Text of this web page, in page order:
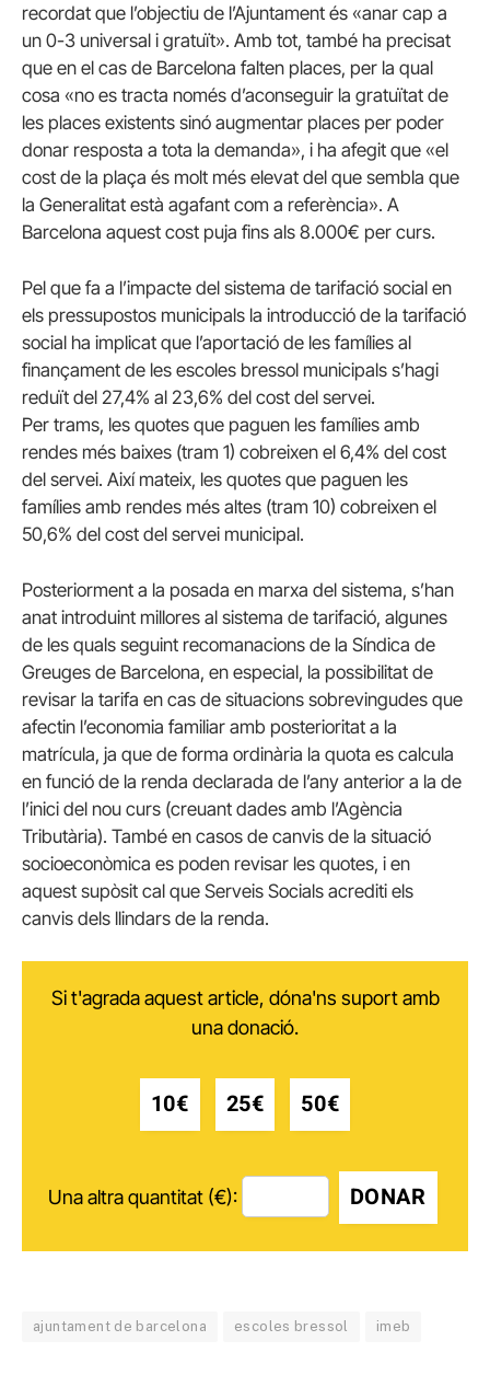
recordat que l’objectiu de l’Ajuntament és «anar cap a
un 0-3 universal i gratuït». Amb tot, també ha precisat
que en el cas de Barcelona falten places, per la qual
cosa «no es tracta només d’aconseguir la gratuïtat de
les places existents sinó augmentar places per poder
donar resposta a tota la demanda», i ha afegit que «el
cost de la plaça és molt més elevat del que sembla que
la Generalitat està agafant com a referència». A
Barcelona aquest cost puja fins als 8.000€ per curs.
Pel que fa a l’impacte del sistema de tarifació social en
els pressupostos municipals la introducció de la tarifació
social ha implicat que l’aportació de les famílies al
finançament de les escoles bressol municipals s’hagi
reduït del 27,4% al 23,6% del cost del servei.
Per trams, les quotes que paguen les famílies amb
rendes més baixes (tram 1) cobreixen el 6,4% del cost
del servei. Així mateix, les quotes que paguen les
famílies amb rendes més altes (tram 10) cobreixen el
50,6% del cost del servei municipal.
Posteriorment a la posada en marxa del sistema, s’han
anat introduint millores al sistema de tarifació, algunes
de les quals seguint recomanacions de la Síndica de
Greuges de Barcelona, en especial, la possibilitat de
revisar la tarifa en cas de situacions sobrevingudes que
afectin l’economia familiar amb posterioritat a la
matrícula, ja que de forma ordinària la quota es calcula
en funció de la renda declarada de l’any anterior a la de
l’inici del nou curs (creuant dades amb l’Agència
Tributària). També en casos de canvis de la situació
socioeconòmica es poden revisar les quotes, i en
aquest supòsit cal que Serveis Socials acrediti els
canvis dels llindars de la renda.
Si t'agrada aquest article, dóna'ns suport amb
una donació.
10€ 25€ 50€
Una altra quantitat (€): DONAR
ajuntament de barcelona escoles bressol imeb